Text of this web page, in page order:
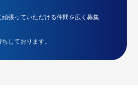
頑張っていただける仲間を広く募集
しております。